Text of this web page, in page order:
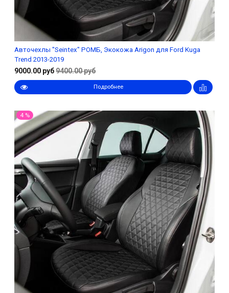
Авточехлы "Seintex" РОМБ, Экокожа Arigon для Ford Kuga
Trend 2013-2019
9000.00 руб9400.00 руб
Подробнее
4 %